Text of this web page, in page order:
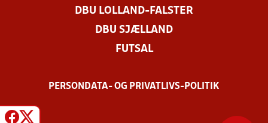
DBU LOLLAND-FALSTER
DBU SJÆLLAND
FUTSAL
PERSONDATA- OG PRIVATLIVS-POLITIK